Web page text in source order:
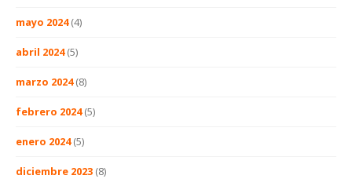
mayo 2024(4)
abril 2024(5)
marzo 2024(8)
febrero 2024(5)
enero 2024(5)
diciembre 2023 (8)